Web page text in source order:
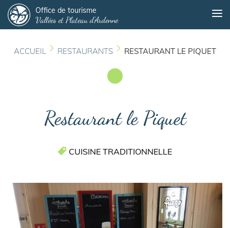
au
contenu
principal
Office de tourisme
Vallées et Plateau d'Ardenne
ACCUEIL RESTAURANTS RESTAURANT LE PIQUET
Restaurant le Piquet
CUISINE TRADITIONNELLE
Panneau de gestion des cookies